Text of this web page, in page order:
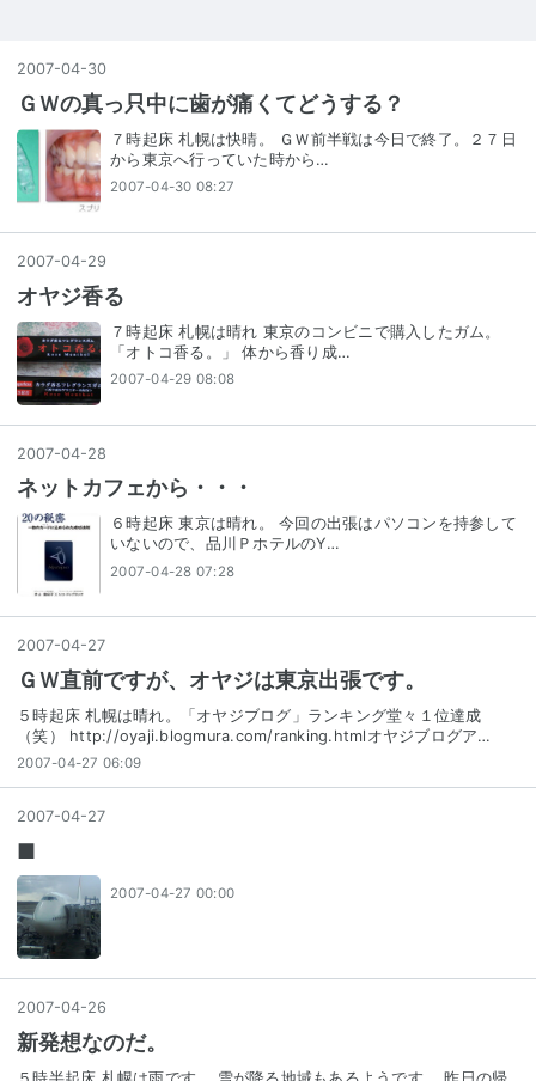
2007-04-30
ＧＷの真っ只中に歯が痛くてどうする？
７時起床 札幌は快晴。 ＧＷ前半戦は今日で終了。２７日
から東京へ行っていた時から…
2007-04-30 08:27
2007-04-29
オヤジ香る
７時起床 札幌は晴れ 東京のコンビニで購入したガム。
「オトコ香る。」 体から香り成…
2007-04-29 08:08
2007-04-28
ネットカフェから・・・
６時起床 東京は晴れ。 今回の出張はパソコンを持参して
いないので、品川ＰホテルのY…
2007-04-28 07:28
2007-04-27
ＧＷ直前ですが、オヤジは東京出張です。
５時起床 札幌は晴れ。「オヤジブログ」ランキング堂々１位達成
（笑） http://oyaji.blogmura.com/ranking.htmlオヤジブログア…
2007-04-27 06:09
2007-04-27
■
2007-04-27 00:00
2007-04-26
新発想なのだ。